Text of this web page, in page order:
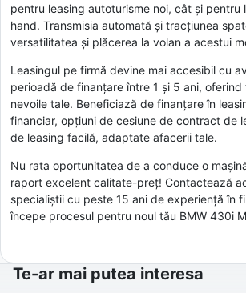
pentru leasing autoturisme noi, cât și pentru
hand. Transmisia automată și tracțiunea
versatilitatea și plăcerea la volan a acestui
Leasingul pe firmă devine mai accesibil cu
perioadă de finanțare între 1 și 5 ani,
nevoile tale. Beneficiază de finanțare în
financiar, opțiuni de cesiune de contract de
de leasing facilă, adaptate afacerii tale.
Nu rata oportunitatea de a conduce o
raport excelent calitate-preț! Contactează
specialiștii cu peste 15 ani de experiență în
începe procesul pentru noul tău BMW 430i
Te-ar mai putea interesa